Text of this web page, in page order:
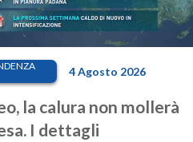
4 Agosto 2026
la calura non mollerà
I dettagli